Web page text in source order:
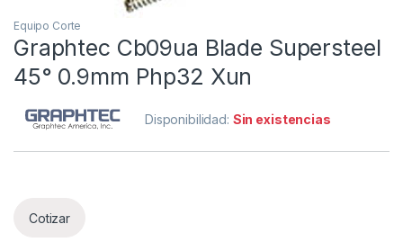
Equipo Corte
Graphtec Cb09ua Blade Supersteel
45° 0.9mm Php32 Xun
Disponibilidad: Sin existencias
Cotizar